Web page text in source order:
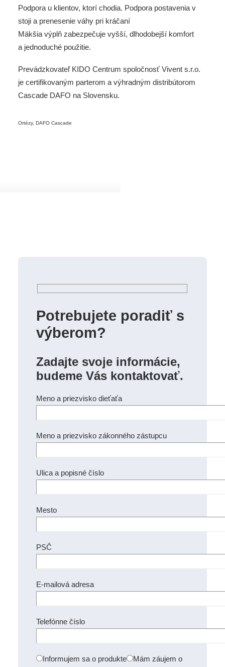
Podpora u klientov, ktorí chodia. Podpora postavenia v
stoji a prenesenie váhy pri kráčaní
Mäkšia výplň zabezpečuje vyšší, dlhodobejší komfort
a jednoduché použitie.
Prevádzkovateľ KIDO Centrum spoločnosť Vivent s.r.o.
je certifikovaným parterom a výhradným distribútorom
Cascade DAFO na Slovensku.
Ortézy, DAFO Cascade
Potrebujete poradiť s
výberom?
Zadajte svoje informácie,
budeme Vás kontaktovať.
Meno a priezvisko dieťaťa
Meno a priezvisko zákonného zástupcu
Ulica a popisné číslo
Mesto
PSČ
E-mailová adresa
Telefónne číslo
Informujem sa o produkte Mám záujem o